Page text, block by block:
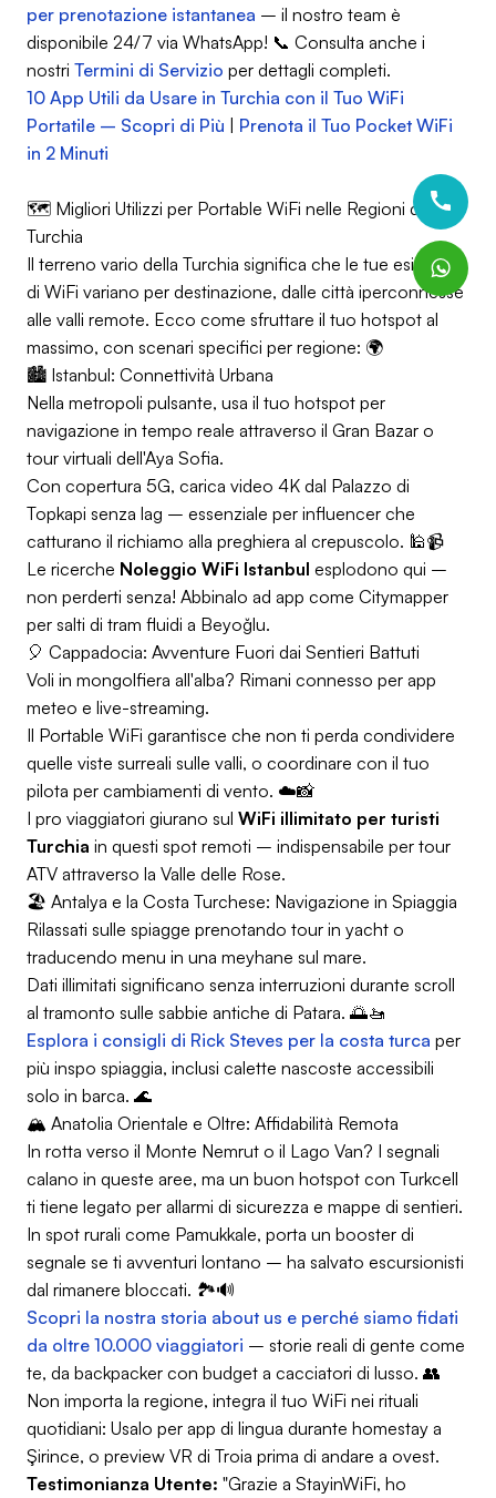
per prenotazione istantanea – il nostro team è
disponibile 24/7 via WhatsApp! 📞 Consulta anche i
nostri Termini di Servizio per dettagli completi.
10 App Utili da Usare in Turchia con il Tuo WiFi
Portatile – Scopri di Più
Prenota il Tuo Pocket WiFi
in 2 Minuti
🗺️ Migliori Utilizzi per Portable WiFi nelle Regioni della
Turchia
Il terreno vario della Turchia significa che le tue esigenze
di WiFi variano per destinazione, dalle città iperconnesse
alle valli remote. Ecco come sfruttare il tuo hotspot al
massimo, con scenari specifici per regione: 🌍
🏙️ Istanbul: Connettività Urbana
Nella metropoli pulsante, usa il tuo hotspot per
navigazione in tempo reale attraverso il Gran Bazar o
tour virtuali dell'Aya Sofia.
Con copertura 5G, carica video 4K dal Palazzo di
Topkapi senza lag – essenziale per influencer che
catturano il richiamo alla preghiera al crepuscolo. 🕌📹
Le ricerche Noleggio WiFi Istanbul esplodono qui –
non perderti senza! Abbinalo ad app come Citymapper
per salti di tram fluidi a Beyoğlu.
🎈 Cappadocia: Avventure Fuori dai Sentieri Battuti
Voli in mongolfiera all'alba? Rimani connesso per app
meteo e live-streaming.
Il Portable WiFi garantisce che non ti perda condividere
quelle viste surreali sulle valli, o coordinare con il tuo
pilota per cambiamenti di vento. ☁️📸
I pro viaggiatori giurano sul WiFi illimitato per turisti
Turchia in questi spot remoti – indispensabile per tour
ATV attraverso la Valle delle Rose.
🏖️ Antalya e la Costa Turchese: Navigazione in Spiaggia
Rilassati sulle spiagge prenotando tour in yacht o
traducendo menu in una meyhane sul mare.
Dati illimitati significano senza interruzioni durante scroll
al tramonto sulle sabbie antiche di Patara. 🌅🚤
Esplora i consigli di Rick Steves per la costa turca per
più inspo spiaggia, inclusi calette nascoste accessibili
solo in barca. 🌊
🏔️ Anatolia Orientale e Oltre: Affidabilità Remota
In rotta verso il Monte Nemrut o il Lago Van? I segnali
calano in queste aree, ma un buon hotspot con Turkcell
ti tiene legato per allarmi di sicurezza e mappe di sentieri.
In spot rurali come Pamukkale, porta un booster di
segnale se ti avventuri lontano – ha salvato escursionisti
dal rimanere bloccati. 🏞️🔊
Scopri la nostra storia about us e perché siamo fidati
da oltre 10.000 viaggiatori – storie reali di gente come
te, da backpacker con budget a cacciatori di lusso. 👥
Non importa la regione, integra il tuo WiFi nei rituali
quotidiani: Usalo per app di lingua durante homestay a
Şirince, o preview VR di Troia prima di andare a ovest.
Testimonianza Utente: "Grazie a StayinWiFi, ho